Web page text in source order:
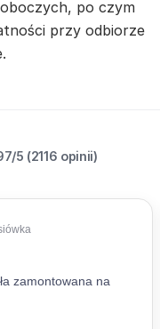
po czym
przy odbiorze
5 (2116 opinii)